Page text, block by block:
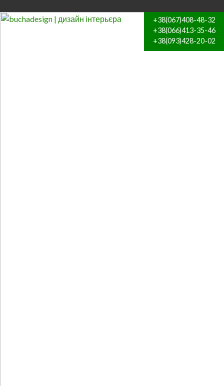
+38(067)408-48-32
+38(066)413-35-46
+38(093)428-20-02